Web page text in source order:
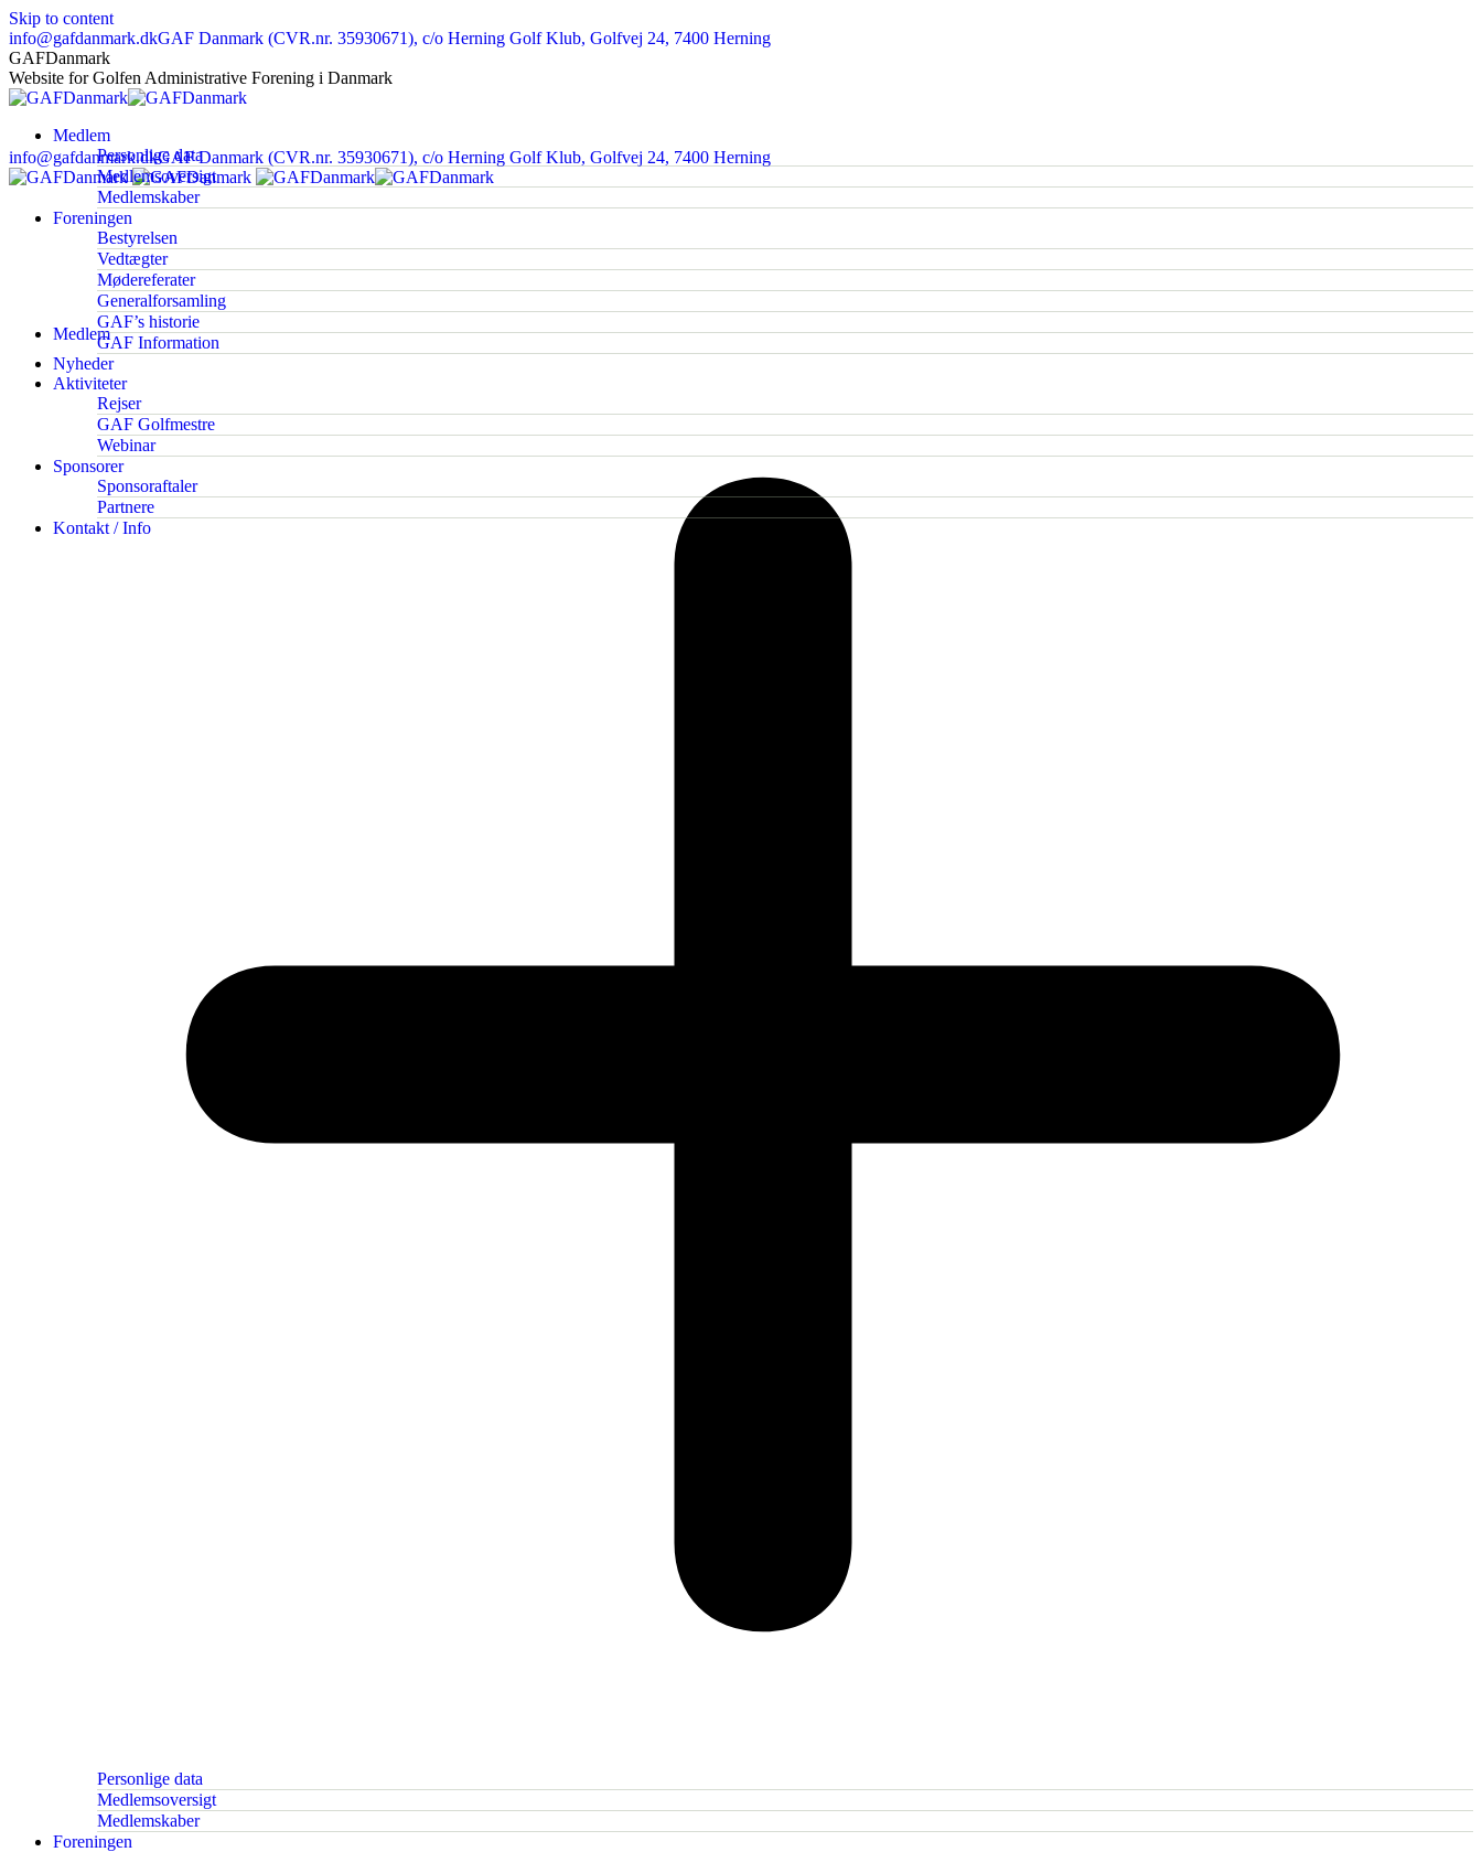
Skip to content
info@gafdanmark.dkGAF Danmark (CVR.nr. 35930671), c/o Herning Golf Klub, Golfvej 24, 7400 Herning
GAFDanmark
Website for Golfen Administrative Forening i Danmark
Medlem
Personlige data
Medlemsoversigt
Medlemskaber
Foreningen
Bestyrelsen
Vedtægter
Mødereferater
Generalforsamling
GAF’s historie
GAF Information
Nyheder
Aktiviteter
Rejser
GAF Golfmestre
Webinar
Sponsorer
Sponsoraftaler
Partnere
Kontakt / Info
info@gafdanmark.dkGAF Danmark (CVR.nr. 35930671), c/o Herning Golf Klub, Golfvej 24, 7400 Herning
Medlem
Personlige data
Medlemsoversigt
Medlemskaber
Foreningen